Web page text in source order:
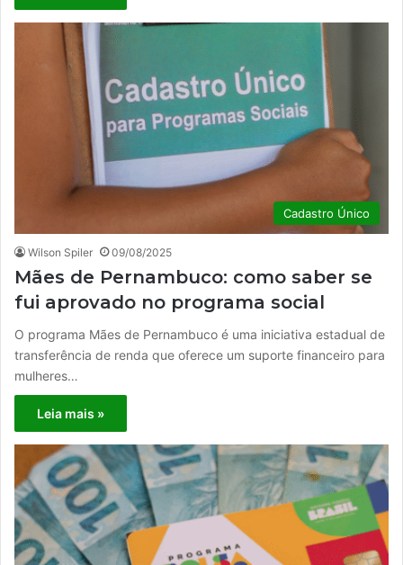
Cadastro Único
Wilson Spiler 09/08/2025
Mães de Pernambuco: como saber se
fui aprovado no programa social
O programa Mães de Pernambuco é uma iniciativa estadual de
transferência de renda que oferece um suporte financeiro para
mulheres…
Leia mais »